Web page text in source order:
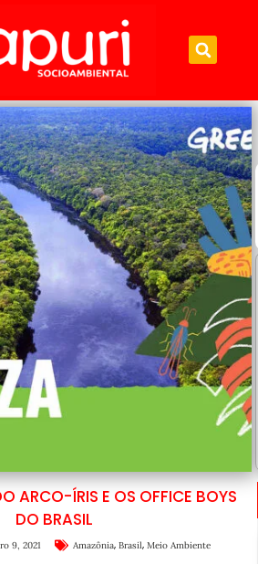
ARCO-ÍRIS E OS OFFICE BOYS
DO BRASIL
9, 2021 Amazônia, Brasil, Meio Ambiente